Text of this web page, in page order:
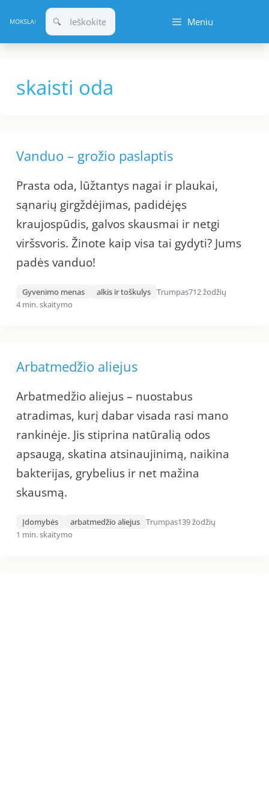
prie
turinio
Meniu
skaisti oda
Vanduo – grožio paslaptis
Prasta oda, lūžtantys nagai ir plaukai,
sąnarių girgždėjimas, padidėjęs
kraujospūdis, galvos skausmai ir netgi
viršsvoris. Žinote kaip visa tai gydyti? Jums
padės vanduo!
Gyvenimo menas alkis ir toškulys Trumpas712 žodžių
4 min. skaitymo
Arbatmedžio aliejus
Arbatmedžio aliejus – nuostabus
atradimas, kurį dabar visada rasi mano
rankinėje. Jis stiprina natūralią odos
apsaugą, skatina atsinaujinimą, naikina
bakterijas, grybelius ir net mažina
skausmą.
Įdomybės arbatmedžio aliejus Trumpas139 žodžių
1 min. skaitymo